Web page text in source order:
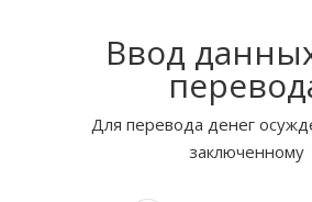
Ввод
Для перевода денег
заключенному